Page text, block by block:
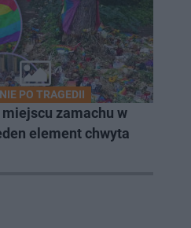
PO TRAGEDII
miejscu zamachu w
element chwyta